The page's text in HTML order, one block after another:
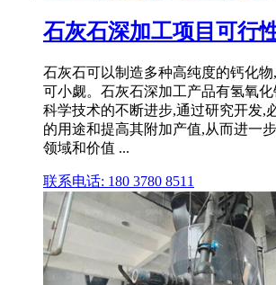
石灰石深加工项目可行
石灰石可以制造多种高纯度的钙化
可小觑。石灰石深加工产品有氢氧
科学技术的不断进步,通过研究开发,
的用途和提高其附加产值,从而进一
领域和价值 ...
联系电话: 180 3780 8511